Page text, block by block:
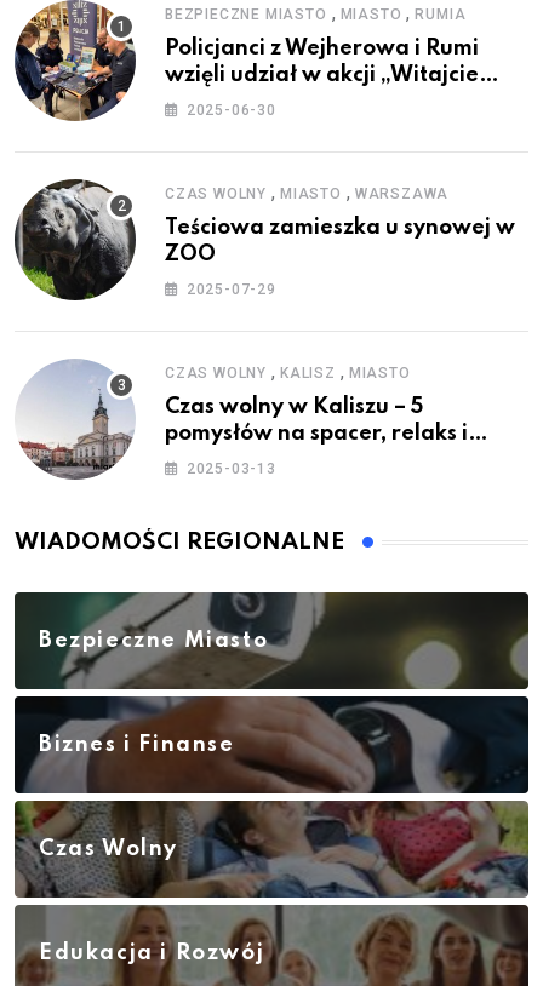
BEZPIECZNE MIASTO , MIASTO ,RUMIA
Policjanci z Wejherowa i Rumi
wzięli udział w akcji „Witajcie
Wakacje”
2025-06-30
CZAS WOLNY , MIASTO , WARSZAWA
Teściowa zamieszka u synowej w
ZOO
2025-07-29
CZAS WOLNY , KALISZ , MIASTO
Czas wolny w Kaliszu – 5
pomysłów na spacer, relaks i
rodzinne atrakcje
2025-03-13
WIADOMOŚCI REGIONALNE
Bezpieczne Miasto
Biznes i Finanse
Czas Wolny
Edukacja i Rozwój